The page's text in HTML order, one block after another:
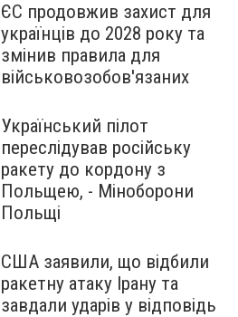
ЄС продовжив захист для
українців до 2028 року та
змінив правила для
військовозобов'язаних
Український пілот
переслідував російську
ракету до кордону з
Польщею, - Міноборони
Польщі
США заявили, що відбили
ракетну атаку Ірану та
завдали ударів у відповідь